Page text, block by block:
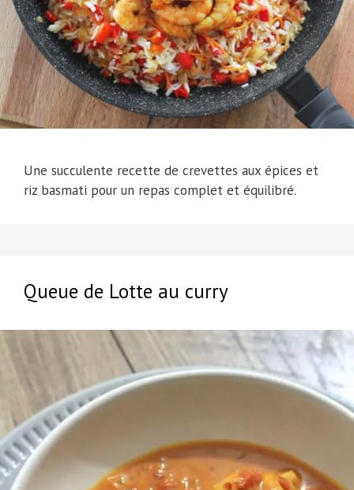
Une succulente recette de crevettes aux épices et
riz basmati pour un repas complet et équilibré.
Queue de Lotte au curry